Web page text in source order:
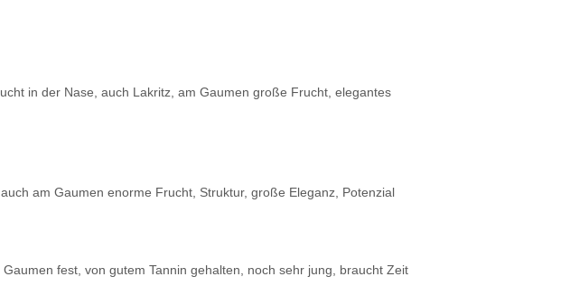
in der Nase, auch Lakritz, am Gaumen große Frucht, elegantes
am Gaumen enorme Frucht, Struktur, große Eleganz, Potenzial
fest, von gutem Tannin gehalten, noch sehr jung, braucht Zeit